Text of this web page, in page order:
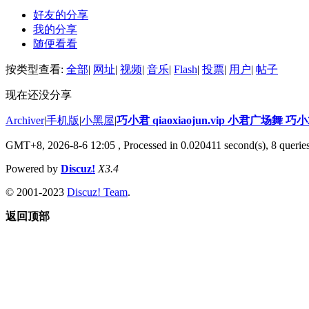
好友的分享
我的分享
随便看看
按类型查看: 全部| 网址| 视频| 音乐| Flash| 投票| 用户| 帖子
现在还没分享
Archiver|手机版|小黑屋|巧小君 qiaoxiaojun.vip 小君广场舞 巧
GMT+8, 2026-8-6 12:05 , Processed in 0.020411 second(s), 8
Powered by Discuz! X3.4
© 2001-2023 Discuz! Team.
返回顶部